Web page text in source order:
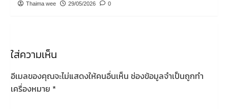
Thaima wee 29/05/2026 0
ใส่ความเห็น
อีเมลของคุณจะไม่แสดงให้คนอื่นเห็น ช่องข้อมูลจำเป็นถูกทำ
เครื่องหมาย *